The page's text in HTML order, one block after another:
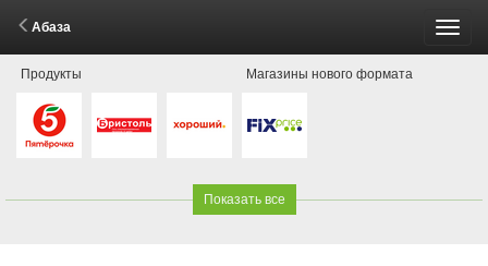
Абаза
Продукты Магазины нового формата
Показать все